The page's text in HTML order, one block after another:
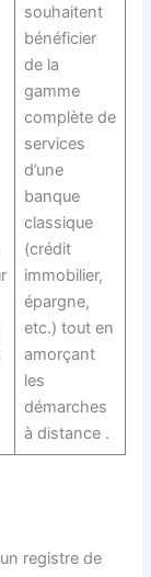
souhaitent
bénéficier
de la
gamme
complète de
services
d’une
banque
classique
(crédit
immobilier,
épargne,
etc.) tout en
amorçant
les
démarches
à distance .
registre de